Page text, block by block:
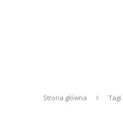
Strona główna Tagi